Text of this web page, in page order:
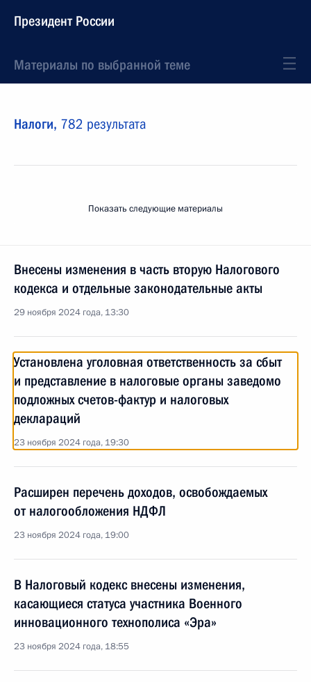
Президент России
Материалы по выбранной теме
Налоги, 782 результата
Показать следующие материалы
Внесены изменения в часть вторую Налогового
кодекса и отдельные законодательные акты
29 ноября 2024 года, 13:30
Установлена уголовная ответственность за сбыт
и представление в налоговые органы заведомо
подложных счетов-фактур и налоговых
деклараций
23 ноября 2024 года, 19:30
Расширен перечень доходов, освобождаемых
от налогообложения НДФЛ
23 ноября 2024 года, 19:00
В Налоговый кодекс внесены изменения,
касающиеся статуса участника Военного
инновационного технополиса «Эра»
23 ноября 2024 года, 18:55